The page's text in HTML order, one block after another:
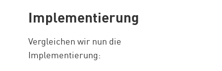
Implementierung
Vergleichen wir nun die
Implementierung: